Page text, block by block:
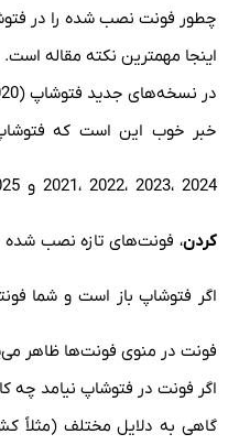
چطور فونت نصب شده را در
اینجا مهمترین نکته مقاله است.
در نسخه‌های جدید فتوشاپ (CC 2020 به بعد)
2021، 2022، 2023، 2024 و 2025) معمولاً
کردن، فونت‌های تازه نصب شده
اگر فتوشاپ باز است و شما
فونت در منوی فونت‌ها ظاهر
اگر فونت در فتوشاپ نیامد چه
گاهی به دلایل مختلف (مثلاً